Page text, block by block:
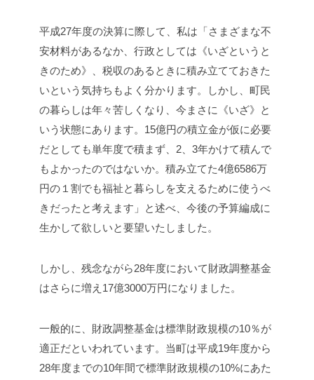
平成27年度の決算に際して、私は「さまざまな不
安材料があるなか、行政としては《いざというと
きのため》、税収のあるときに積み立てておきた
いという気持ちもよく分かります。しかし、町民
の暮らしは年々苦しくなり、今まさに《いざ》と
いう状態にあります。15億円の積立金が仮に必要
だとしても単年度で積まず、2、3年かけて積んで
もよかったのではないか。積み立てた4億6586万
円の１割でも福祉と暮らしを支えるために使うべ
きだったと考えます」と述べ、今後の予算編成に
生かして欲しいと要望いたしました。
しかし、残念ながら28年度において財政調整基金
はさらに増え17億3000万円になりました。
一般的に、財政調整基金は標準財政規模の10％が
適正だといわれています。当町は平成19年度から
28年度までの10年間で標準財政規模の10%にあた